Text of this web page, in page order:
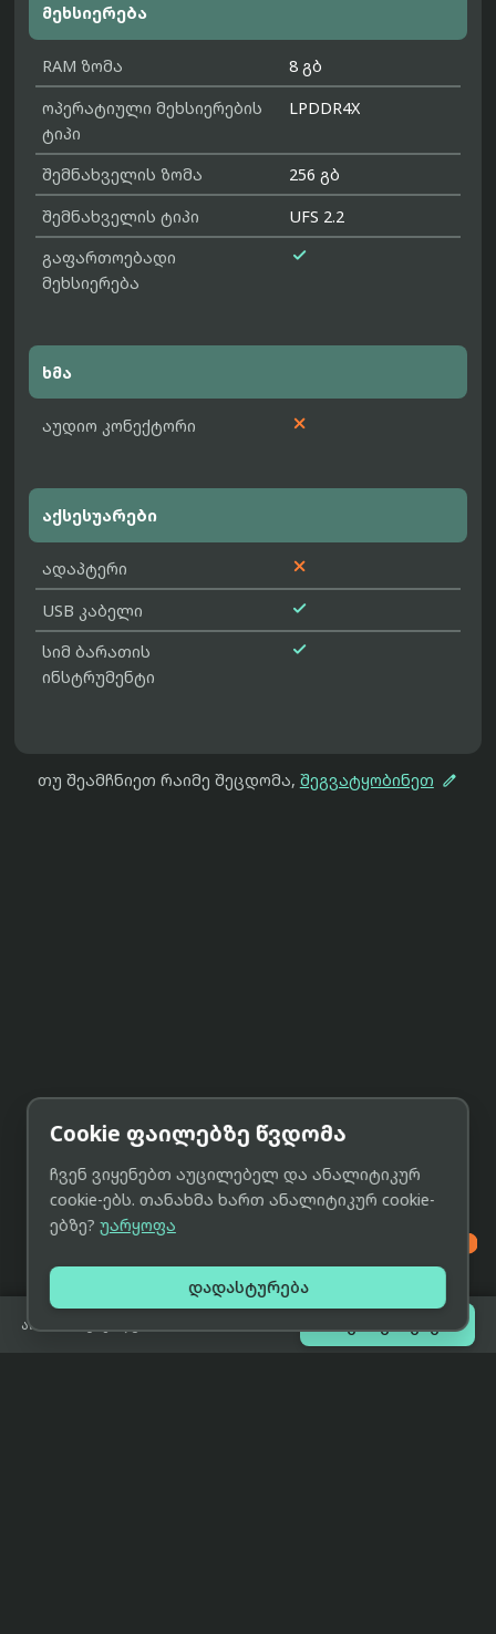
მეხსიერება
RAM ზომა
8 გბ
ოპერატიული მეხსიერების
ტიპი
LPDDR4X
შემნახველის ზომა
256 გბ
შემნახველის ტიპი
UFS 2.2
გაფართოებადი
მეხსიერება

ხმა
აუდიო კონექტორი 
აქსესუარები
ადაპტერი 
USB კაბელი 
სიმ ბარათის
ინსტრუმენტი

თუ შეამჩნიეთ რაიმე შეცდომა, შეგვატყობინეთ 
არ არის გაყიდვაში შეთავაზებები

Cookie ფაილებზე წვდომა
ჩვენ ვიყენებთ აუცილებელ და ანალიტიკურ
cookie-ებს. თანახმა ხართ ანალიტიკურ cookie-
ებზე? უარყოფა
დადასტურება